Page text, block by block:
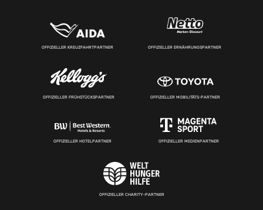
OFFIZIELLER KREUZFAHRTPARTNER OFFIZIELLER ERNÄHRUNGSPARTNER
OFFIZIELLER FRÜHSTÜCKSPARTNER OFFIZIELLER MOBILITÄTS-PARTNER
OFFIZIELLER HOTELPARTNER OFFIZIELLER MEDIENPARTNER
OFFIZIELLER CHARITY-PARTNER